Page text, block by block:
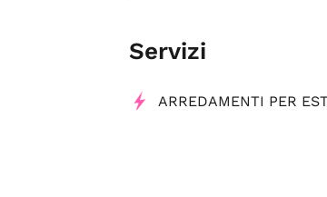
Servizi
ARREDAMENTI PER